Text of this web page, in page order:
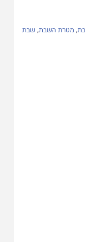
, מטרת השבת, שבת